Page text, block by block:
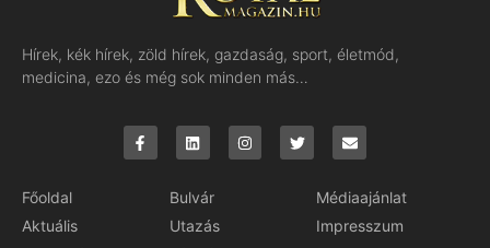
Hírek, kék hírek, zöld hírek, gazdaság, sport, életmód,
medicina, ezo és még sok minden más…
Főoldal
Aktuális
Bulvár
Utazás
Médiaajánlat
Impresszum